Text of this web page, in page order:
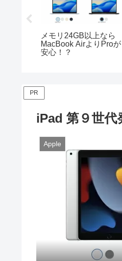
メモリ24GB以上なら
MacBook AirよりProが
安心！？
PR
iPad 第９世
Apple